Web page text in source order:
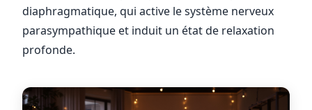
diaphragmatique, qui active le système nerveux
parasympathique et induit un état de relaxation
profonde.